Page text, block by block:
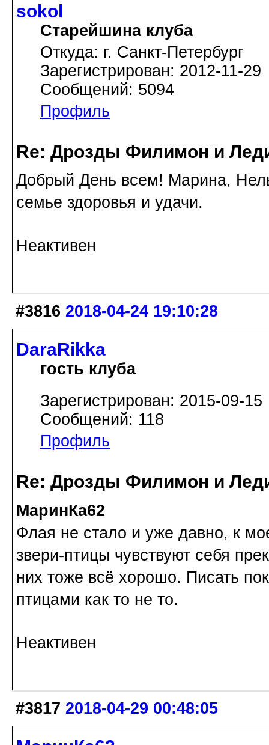
sokol
Старейшина клуба
Откуда: г. Санкт-Петербург
Зарегистрирован: 2012-11-29
Сообщений: 5094
Профиль
Re: Дрозды Филимон и
Добрый День всем! Марина,
семье здоровья и удачи.
Неактивен
#3816 2018-04-24 19:10:28
DaraRikka
гость клуба
Зарегистрирован: 2015-09-15
Сообщений: 118
Профиль
Re: Дрозды Филимон и
МаринКа62
Флая не стало и уже давно, к
звери-птицы чувствуют себя
них тоже всё хорошо. Писать
птицами как то не то.
Неактивен
#3817 2018-04-29 00:48:05